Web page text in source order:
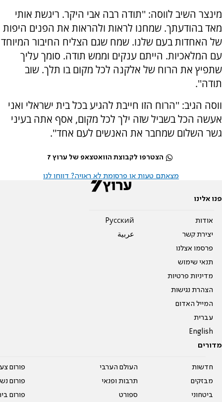
מינצר השיב לווסה: ''תודה רבה אבי היקר. ריגשת אותי
מאד בהודעתך. שמחנו לראות ולהראות את הפנים היפות
של האחדות בעם שלנו. שמח שגם הצליח החיבור המיוחד
עם המלאכיות. הייתם ענקים וממש תודה. סומך עליך
שתפיץ את הרוח של אלקנה לכל מקום בו תלך. שוב
תודה''.
ווסה הגיב: ''הרוח הזו חייבת להגיע בכל בית ישראלי ואני
אעשה הכל בשביל שזה ילך לכל מקום, אסף אתה בעיני
גשר השלום שמחבר את האנשים לעם אחד''.
הצטרפו לקבוצת הוואטצאפ של ערוץ 7
מצאתם טעות או פרסומת לא ראויה? דווחו לנו
פנו אלינו
אודות
יצירת קשר
פרסמו אצלנו
תנאי שימוש
מדיניות פרטיות
הצהרת נגישות
המייל האדום
עברית
English
Pусский
عربية
מדורים
חדשות
מבזקים
ביטחוני
העולם הערבי
תרבות ופנאי
ספורט
פורום
פורום
פורום